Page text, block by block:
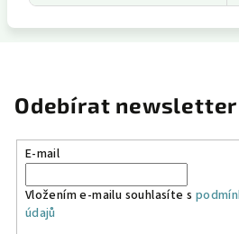
Odebírat newsletter
E-mail
Vložením e-mailu souhlasíte s
údajů